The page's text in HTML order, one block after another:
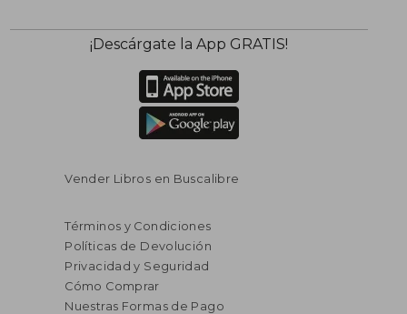
¡Descárgate la App GRATIS!
Vender Libros en Buscalibre
Términos y Condiciones
Políticas de Devolución
Privacidad y Seguridad
Cómo Comprar
Nuestras Formas de Pago